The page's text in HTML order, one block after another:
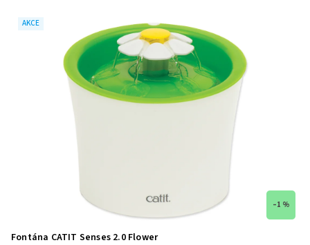
AKCE
–1 %
Fontána CATIT Senses 2.0 Flower